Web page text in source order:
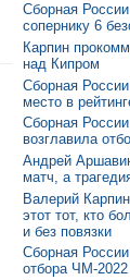
Сборная
сопернику 6
Карпин
над Кипром
Сборная
место в
Сборная
возглавила
Андрей
матч, а
Валерий
этот тот, кто
и без повязки
Сборная
отбора ЧМ-2022